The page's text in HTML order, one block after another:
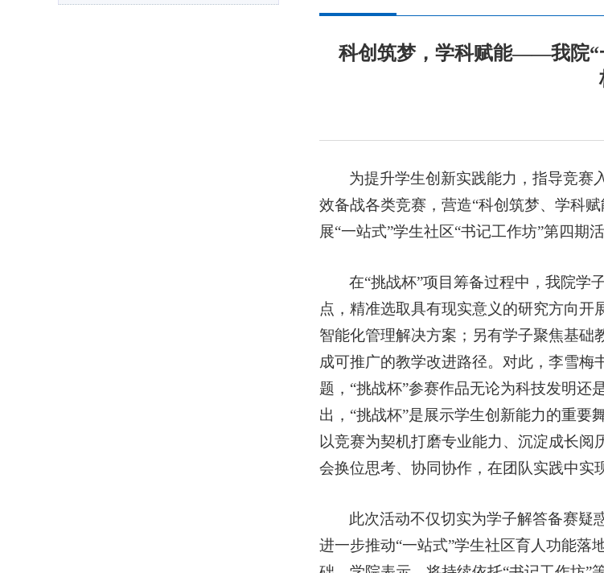
科创筑梦，学科赋能——我院“
为提升学生创新实践能力，指导竞赛
效备战各类竞赛，营造“科创筑梦、学科
展“一站式”学生社区“书记工作坊”第四期
在“挑战杯”项目筹备过程中，我院学
点，精准选取具有现实意义的研究方向
智能化管理解决方案；另有学子聚焦基础
成可推广的教学改进路径。对此，李雪梅
题，“挑战杯”参赛作品无论为科技发明还
出，“挑战杯”是展示学生创新能力的重
以竞赛为契机打磨专业能力、沉淀成长
会换位思考、协同协作，在团队实践中实
此次活动不仅切实为学子解答备赛疑
进一步推动“一站式”学生社区育人功能落